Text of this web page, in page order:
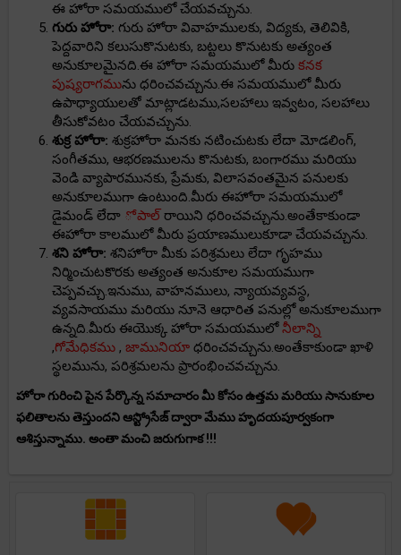
ఈ హోరా సమయములో చేయవచ్చును.
గురు హోరా: గురు హోరా వివాహములకు, విద్యకు, తెలివికి,
పెద్దవారిని కలుసుకొనుటకు, బట్టలు కొనుటకు అత్యంత
అనుకూలమైనది.ఈ హోరా సమయములో మీరు కనక
పుష్యరాగమును ధరించవచ్చును.ఈ సమయములో మీరు
ఉపాధ్యాయులతో మాట్లాడటము,సలహాలు ఇవ్వటం, సలహాలు
తీసుకోవటం చేయవచ్చును.
శుక్ర హోరా: శుక్రహోరా మనకు నటించుటకు లేదా మోడలింగ్,
సంగీతము, ఆభరణములను కొనుటకు, బంగారము మరియు
వెండి వ్యాపారమునకు, ప్రేమకు, విలాసవంతమైన పనులకు
అనుకూలముగా ఉంటుంది.మీరు ఈహోరా సమయములో
డైమండ్ లేదా ోపాల్ రాయిని ధరించవచ్చును.అంతేకాకుండా
ఈహోరా కాలములో మీరు ప్రయాణములుకూడా చేయవచ్చును.
శని హోరా: శనిహోరా మీకు పరిశ్రమలు లేదా గృహము
నిర్మించుటకొరకు అత్యంత అనుకూల సమయముగా
చెప్పవచ్చు.ఇనుము, వాహనములు, న్యాయవ్యవస్థ,
వ్యవసాయము మరియు నూనె ఆధారిత పనుల్లో అనుకూలముగా
ఉన్నది.మీరు ఈయొక్క హోరా సమయములోనీలాన్ని
,గోమేధికము , జామునియా ధరించవచ్చును.అంతేకాకుండా ఖాళి
స్థలమును, పరిశ్రమలను ప్రారంభించవచ్చును.
హోరా గురించి పైన పేర్కొన్న సమాచారం మీ కోసం ఉత్తమ మరియు సానుకూల
ఫలితాలను తెస్తుందని ఆస్ట్రోసేజ్ ద్వారా మేము హృదయపూర్వకంగా
ఆశిస్తున్నాము. అంతా మంచి జరుగుగాక !!!